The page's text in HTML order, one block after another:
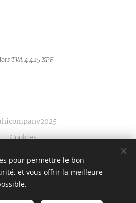
TVA 4 425 XPF
Cookies
Langues
Français
pour permettre le bon
et vous offrir la meilleure